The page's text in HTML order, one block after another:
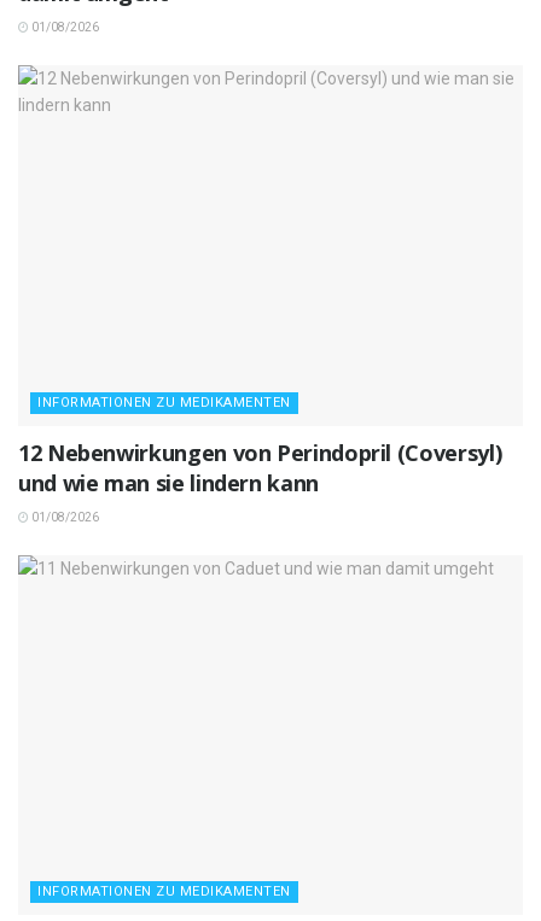
01/08/2026
INFORMATIONEN ZU MEDIKAMENTEN
12 Nebenwirkungen von Perindopril (Coversyl)
und wie man sie lindern kann
01/08/2026
INFORMATIONEN ZU MEDIKAMENTEN